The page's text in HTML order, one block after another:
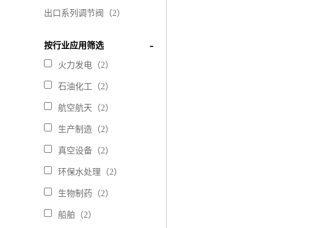
出口系列调节阀（2）
按行业应用筛选
火力发电（2）
石油化工（2）
航空航天（2）
生产制造（2）
真空设备（2）
环保水处理（2）
生物制药（2）
船舶（2）